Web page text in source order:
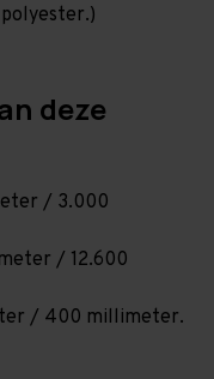
deze
/ 3.000
/ 12.600
/ 400 millimeter.